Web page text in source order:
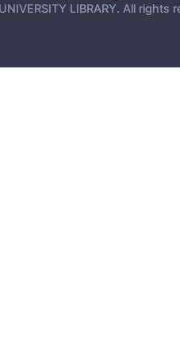
LIBRARY. All rights